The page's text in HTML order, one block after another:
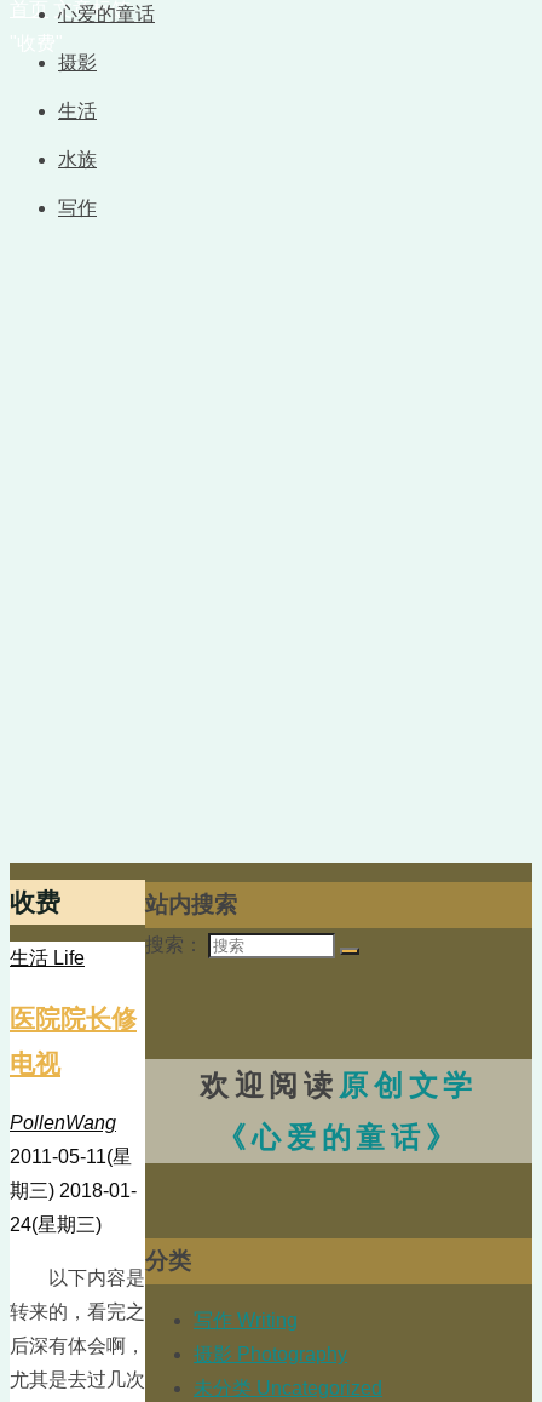
心爱的童话
摄影
生活
水族
写作
首页
文章标签
收费
生活 Life
医院院长修
电视
PollenWang
2011-05-11(星
期三) 2018-01-
24(星期三)
以下内容是
转来的，看完之
后深有体会啊，
尤其是去过几次
站内搜索
搜索：
欢迎阅读 原创文学
《心爱的童话》
分类
写作 Writing
摄影 Photography
未分类 Uncategorized